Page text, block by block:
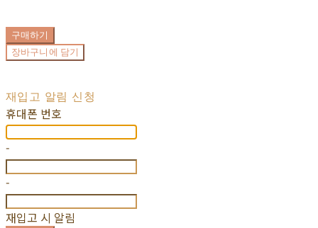
구매하기
장바구니에 담기
재입고 알림 신청
휴대폰 번호
-
-
재입고 시 알림